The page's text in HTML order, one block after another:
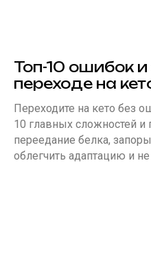
Топ-10 ошибок
переходе на
Переходите на кето без
10 главных сложностей и
переедание белка,
облегчить адаптацию и не